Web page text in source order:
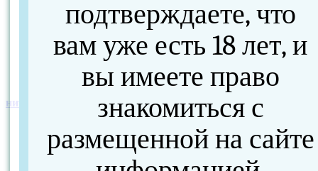
нить в катушках цветная /390/40 руб.
подтверждаете, что
вам уже есть 18 лет, и
вы имеете право
знакомиться с
размещенной на сайте